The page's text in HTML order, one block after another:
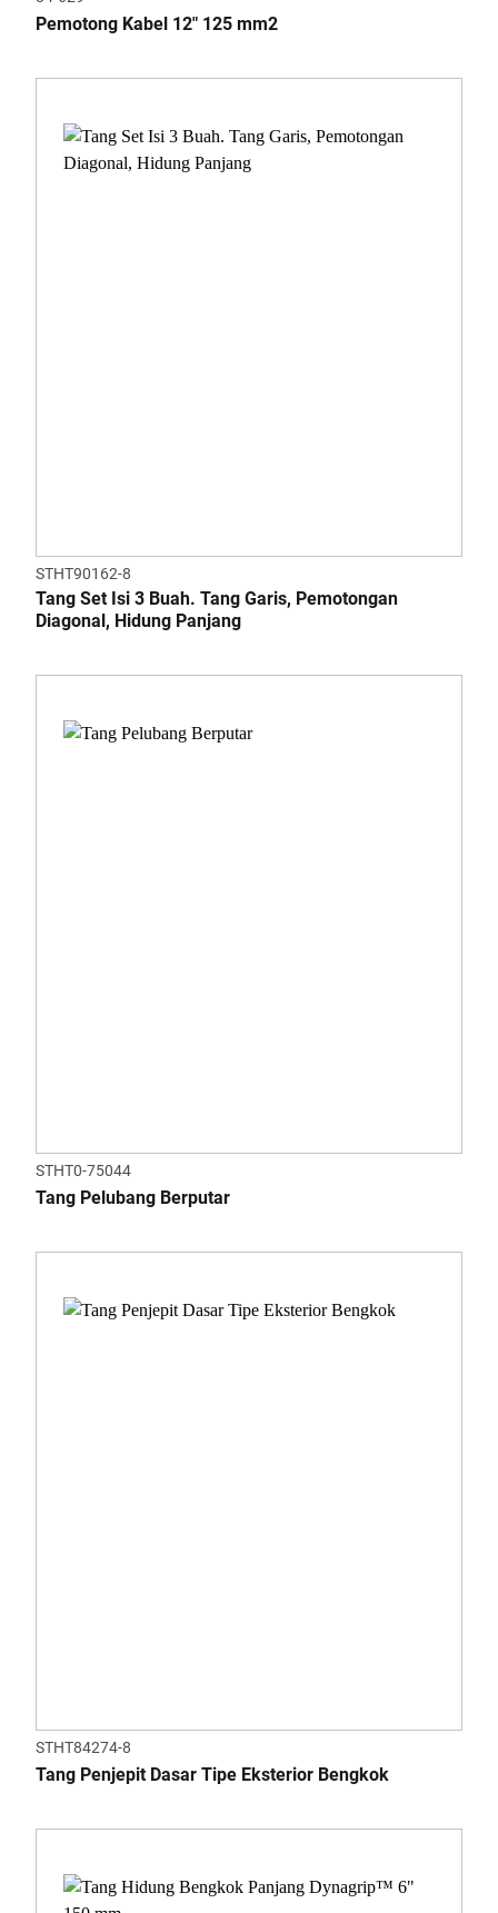
Pemotong Kabel 12" 125 mm2
STHT90162-8
Tang Set Isi 3 Buah. Tang Garis, Pemotongan
Diagonal, Hidung Panjang
STHT0-75044
Tang Pelubang Berputar
STHT84274-8
Tang Penjepit Dasar Tipe Eksterior Bengkok